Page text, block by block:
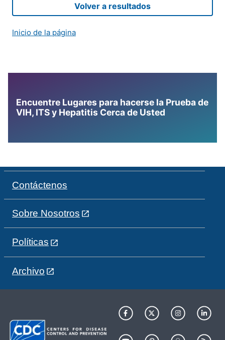
Volver a resultados
Inicio de la página
Encuentre Lugares para hacerse la Prueba de
VIH, ITS y Hepatitis Cerca de Usted
Contáctenos
Sobre Nosotros
Políticas
Archivo